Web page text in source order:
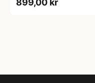
899,00 kr